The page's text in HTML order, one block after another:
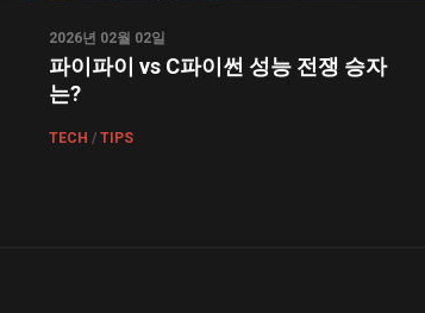
2026년 02월 02일
파이파이 vs C파이썬 성능 전쟁 승자
는?
TECH / TIPS